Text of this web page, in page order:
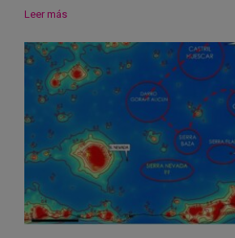
Leer más